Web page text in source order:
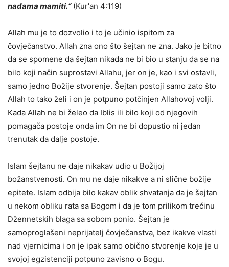
nadama mamiti.“(Kur'an 4:119)
Allah mu je to dozvolio i to je učinio ispitom za
čovječanstvo. Allah zna ono što šejtan ne zna. Jako je bitno
da se spomene da šejtan nikada ne bi bio u stanju da se na
bilo koji način suprostavi Allahu, jer on je, kao i svi ostavli,
samo jedno Božije stvorenje. Šejtan postoji samo zato što
Allah to tako želi i on je potpuno potčinjen Allahovoj volji.
Kada Allah ne bi želeo da Iblis ili bilo koji od njegovih
pomagača postoje onda im On ne bi dopustio ni jedan
trenutak da dalje postoje.
Islam šejtanu ne daje nikakav udio u Božijoj
božanstvenosti. On mu ne daje nikakve a ni slične božije
epitete. Islam odbija bilo kakav oblik shvatanja da je šejtan
u nekom obliku rata sa Bogom i da je tom prilikom trećinu
Džennetskih blaga sa sobom ponio. Šejtan je
samoproglašeni neprijatelj čovječanstva, bez ikakve vlasti
nad vjernicima i on je ipak samo obično stvorenje koje je u
svojoj egzistenciji potpuno zavisno o Bogu.